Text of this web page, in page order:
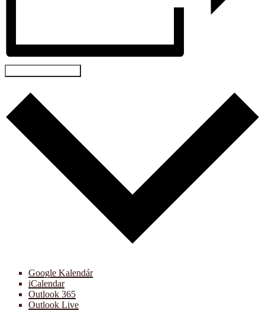
Google Kalendár
iCalendar
Outlook 365
Outlook Live